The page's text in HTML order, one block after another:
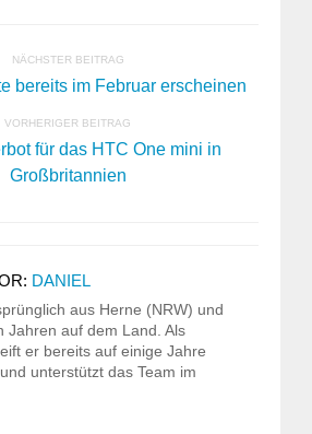
NÄCHSTER BEITRAG
bereits im Februar erscheinen
VORHERIGER BEITRAG
für das HTC One mini in
Großbritannien
DANIEL
aus Herne (NRW) und
Jahren auf dem Land. Als
er bereits auf einige Jahre
unterstützt das Team im